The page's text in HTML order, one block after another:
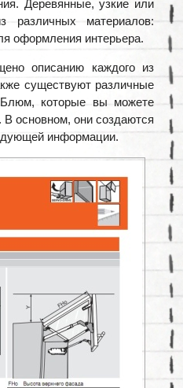
Деревянные, узкие или
различных материалов:
оформления интерьера.
описанию каждого из
существуют различные
Блюм, которые вы можете
В основном, они создаются
информации.